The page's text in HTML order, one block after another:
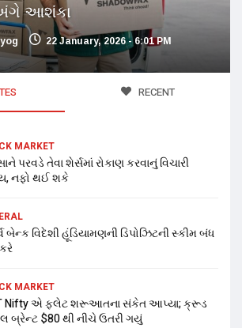
આશંકા
22 January, 2026 - 6:01 PM
RECENT
MARKET
પરવડે તેવા શેર્સમાં રોકાણ કરવાનું વિચારી
નફો થઈ શકે
બેન્ક વિદેશી હૂંડિયામણની ડિપોઝિટની સ્કીમ બંધ
MARKET
Nifty એ ફ્લેટ શરૂઆતના સંકેત આપ્યા; ક્રૂડ
$80 થી નીચે ઉતરી ગયું